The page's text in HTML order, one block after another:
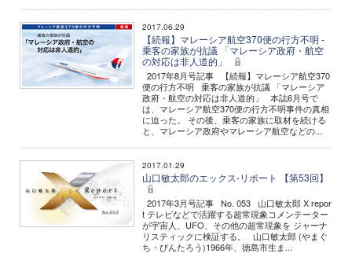
2017.06.29
【続報】マレーシア航空370便の行方不明 -
乗客の家族が抗議 「マレーシア政府・航空
の対応は非人道的」
2017年8月号記事 【続報】マレーシア航空370
便の行方不明 乗客の家族が抗議 「マレーシア
政府・航空の対応は非人道的」 本誌6月号で
は、マレーシア航空370便の行方不明事件の真相
に迫った。 その後、乗客の家族に取材を続ける
と、マレーシア政府やマレーシア航空などの...
2017.01.29
山口敏太郎のエックス-リポート 【第53回】
2017年3月号記事 No. 053 山口敏太郎 X repor
t テレビなどで活躍する超常現象コメンテーター
が宇宙人、UFO、その他の超常現象を ジャーナ
リスティックに検証する。 山口敏太郎 (やまぐ
ち・びんたろう)1966年、徳島市生ま...